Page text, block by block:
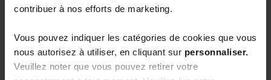
contribuer à nos efforts de marketing.
Vous pouvez indiquer les catégories de cookies que vous
nous autorisez à utiliser, en cliquant sur personnaliser.
Veuillez noter que vous pouvez retirer votre
identifier les cibles, évaluer les risques,
ajoutée après la transaction ;
construire des chaînes d'approvisionnement